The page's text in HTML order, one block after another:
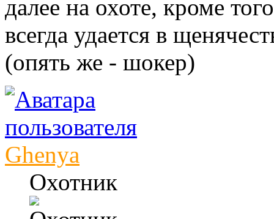
далее на охоте, кроме
всегда удается в
(опять же - шокер)
Ghenya
Охотник